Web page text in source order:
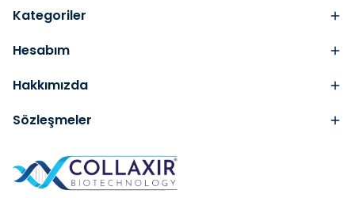
Kategoriler
Hesabım
Hakkımızda
Sözleşmeler